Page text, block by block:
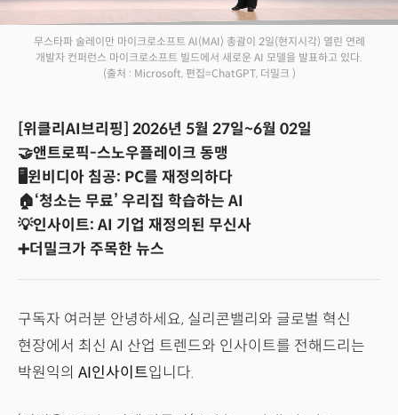
무스타파 술레이만 마이크로소프트 AI(MAI) 총괄이 2일(현지시각) 열린 연례
개발자 컨퍼런스 마이크로소프트 빌드에서 새로운 AI 모델을 발표하고 있다.
(출처 : Microsoft, 편집=ChatGPT, 더밀크 )
[위클리AI브리핑] 2026년 5월 27일~6월 02일
🤝앤트로픽-스노우플레이크 동맹
🖥️윈비디아 침공: PC를 재정의하다
🏠‘청소는 무료’ 우리집 학습하는 AI
💡인사이트: AI 기업 재정의된 무신사
➕더밀크가 주목한 뉴스
구독자 여러분 안녕하세요, 실리콘밸리와 글로벌 혁신
현장에서 최신 AI 산업 트렌드와 인사이트를 전해드리는
박원익의 AI인사이트입니다.